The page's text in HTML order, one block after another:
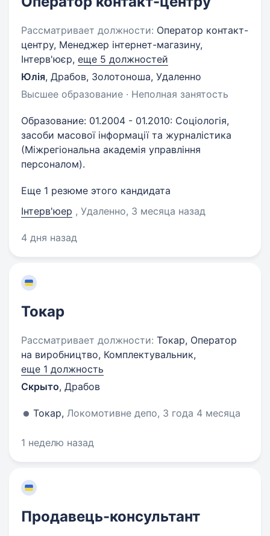
Рассматривает должности: Оператор контакт-
центру, Менеджер інтернет-магазину,
Інтерв'юєр, еще 5 должностей
Юлія, Драбов, Золотоноша, Удаленно
Высшее образование · Неполная занятость
Образование: 01.2004 - 01.2010: Соціологія,
засоби масової інформації та журналістика
(Міжрегіональна академія управління
персоналом).
Еще 1 резюме этого кандидата
Інтерв'юер , Удаленно, 3 месяца назад
4 дня назад
Токар
Рассматривает должности: Токар, Оператор
на виробництво, Комплектувальник,
еще 1 должность
Скрыто, Драбов
Токар, Локомотивне депо, 3 года 4 месяца
1 неделю назад
Продавець-консультант